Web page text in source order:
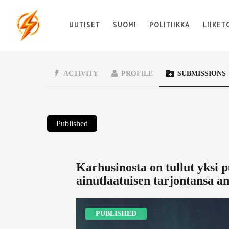
UUTISET SUOMI POLITIIKKA
ACTIVITY PROFILE SUBMISSIONS
Published
Karhusinosta on tullut yksi
ainutlaatuisen tarjontansa
PUBLISHED